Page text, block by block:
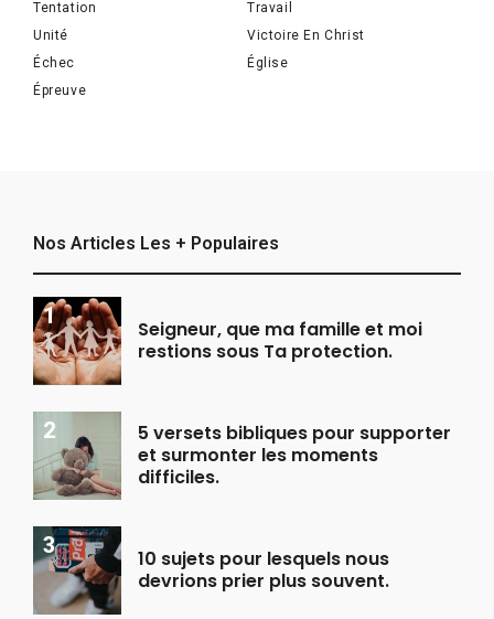
Tentation
Travail
Unité
Victoire En Christ
Échec
Église
Épreuve
Nos Articles Les + Populaires
Seigneur, que ma famille et moi
restions sous Ta protection.
5 versets bibliques pour supporter
et surmonter les moments
difficiles.
10 sujets pour lesquels nous
devrions prier plus souvent.